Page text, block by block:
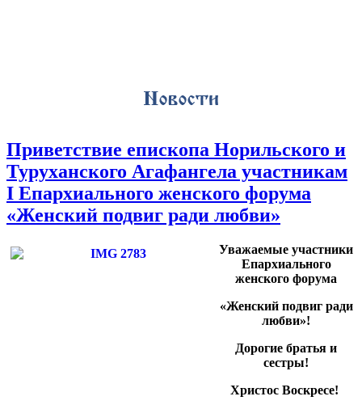
Приветствие епископа Норильского и
Туруханского Агафангела участникам
I Епархиального женского форума
«Женский подвиг ради любви»
Уважаемые участники
Епархиального
женского форума
«Женский подвиг ради
любви»!
Дорогие братья и
сестры!
Христос Воскресе!